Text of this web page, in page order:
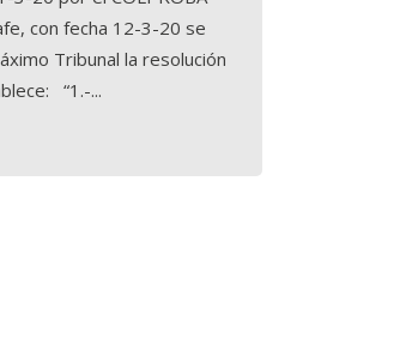
con fecha 12-3-20 se
Tribunal la resolución
“1.-...